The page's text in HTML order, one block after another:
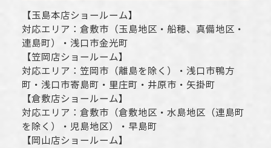
【玉島本店ショールーム】
対応エリア： 倉敷市 （玉島地区・船穂、真備地区・
連島町）・ 浅口市金光町
【笠岡店ショールーム】
対応エリア： 笠岡市（離島を除く） ・ 浅口市鴨方
町・ 浅口市寄島町・里庄町・ 井原市 ・矢掛町
【倉敷店ショールーム】
対応エリア： 倉敷市 （倉敷地区・水島地区（連島町
を除く）・児島地区）・早島町
【 岡山店ショールーム】